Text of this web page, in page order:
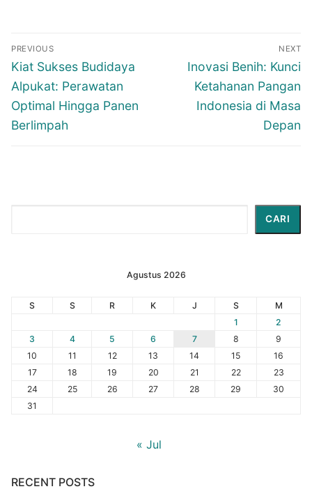
Navigasi
pos
PREVIOUS
Previous
post:
Kiat Sukses Budidaya
Alpukat: Perawatan
Optimal Hingga Panen
Berlimpah
NEXT
Next
post:
Inovasi Benih: Kunci
Ketahanan Pangan
Indonesia di Masa
Depan
CARI
Agustus 2026
S S R K J S
M
1
2
3
4 5 6 7 8
9
10
11 12 13 14 15
16
17
18 19 20 21 22
23
24
25 26 27 28 29
30
31
« Jul
RECENT POSTS